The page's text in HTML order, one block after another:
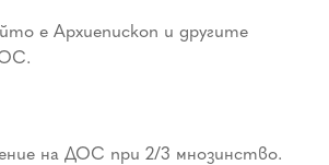
е Архиепископ и другите
на ДОС при 2/3 мнозинство.